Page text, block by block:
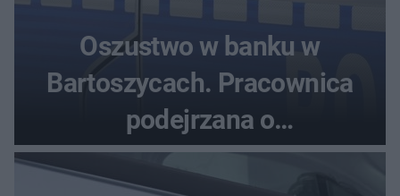
Oszustwo w banku w
Bartoszycach. Pracownica
podejrzana o
przywłaszczenie 470 000 zł